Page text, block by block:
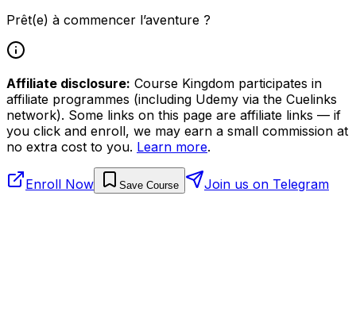
Prêt(e) à commencer l’aventure ?
Affiliate disclosure: Course Kingdom participates in
affiliate programmes (including Udemy via the Cuelinks
network). Some links on this page are affiliate links — if
you click and enroll, we may earn a small commission at
no extra cost to you. Learn more.
Enroll Now Save Course Join us on Telegram